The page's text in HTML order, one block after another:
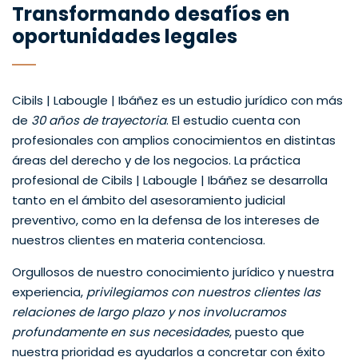
Transformando desafíos en
oportunidades legales
Cibils | Labougle | Ibáñez es un estudio jurídico con más
de 30 años de trayectoria. El estudio cuenta con
profesionales con amplios conocimientos en distintas
áreas del derecho y de los negocios. La práctica
profesional de Cibils | Labougle | Ibáñez se desarrolla
tanto en el ámbito del asesoramiento judicial
preventivo, como en la defensa de los intereses de
nuestros clientes en materia contenciosa.
Orgullosos de nuestro conocimiento jurídico y nuestra
experiencia, privilegiamos con nuestros clientes las
relaciones de largo plazo y nos involucramos
profundamente en sus necesidades, puesto que
nuestra prioridad es ayudarlos a concretar con éxito